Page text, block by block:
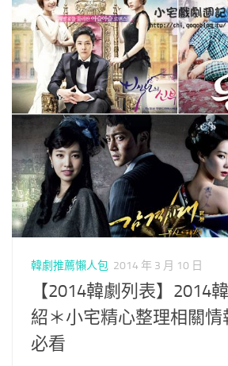
韓劇推薦懶人包 2014 年 3 月 10 日
【2014韓劇列表】2014
紹＊小宅精心整理相關情
必看